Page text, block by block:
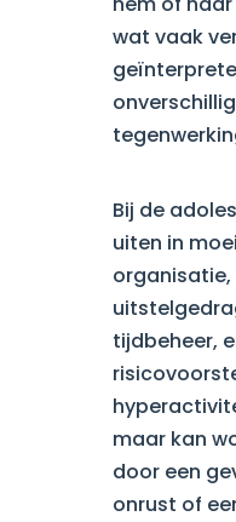
wat vaak
Bij de
uiten in
tijdbeheer,
maar kan
door een
onrust of